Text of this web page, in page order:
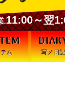
.11:00～翌
ム 写メ日